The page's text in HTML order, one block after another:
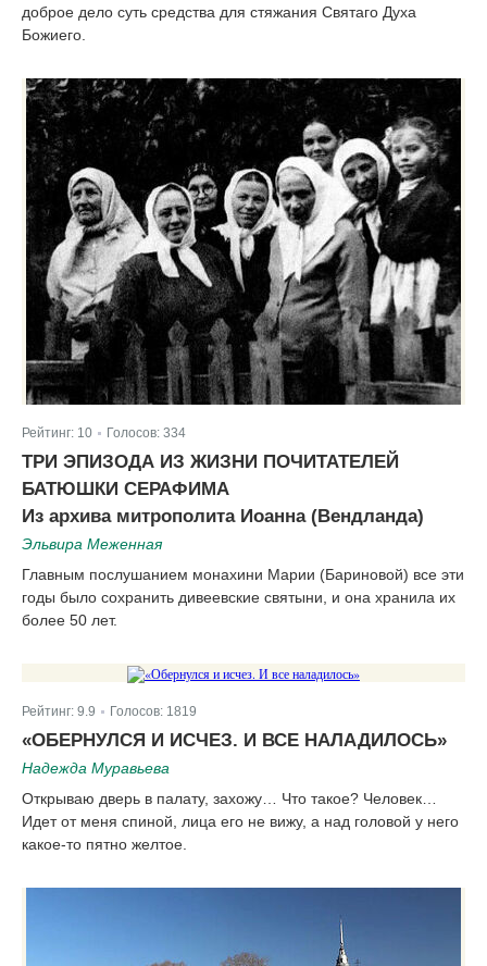
доброе дело суть средства для стяжания Святаго Духа
Божиего.
Рейтинг: 10 Голосов: 334
ТРИ ЭПИЗОДА ИЗ ЖИЗНИ ПОЧИТАТЕЛЕЙ
БАТЮШКИ СЕРАФИМА
Из архива митрополита Иоанна (Вендланда)
Эльвира Меженная
Главным послушани­ем монахини Марии (Бариновой) все эти
годы было сохранить дивеевские святыни, и она хранила их
более 50 лет.
Рейтинг: 9.9 Голосов: 1819
«ОБЕРНУЛСЯ И ИСЧЕЗ. И ВСЕ НАЛАДИЛОСЬ»
Надежда Муравьева
Открываю дверь в палату, захожу… Что такое? Человек…
Идет от меня спиной, лица его не вижу, а над головой у него
какое-то пятно желтое.